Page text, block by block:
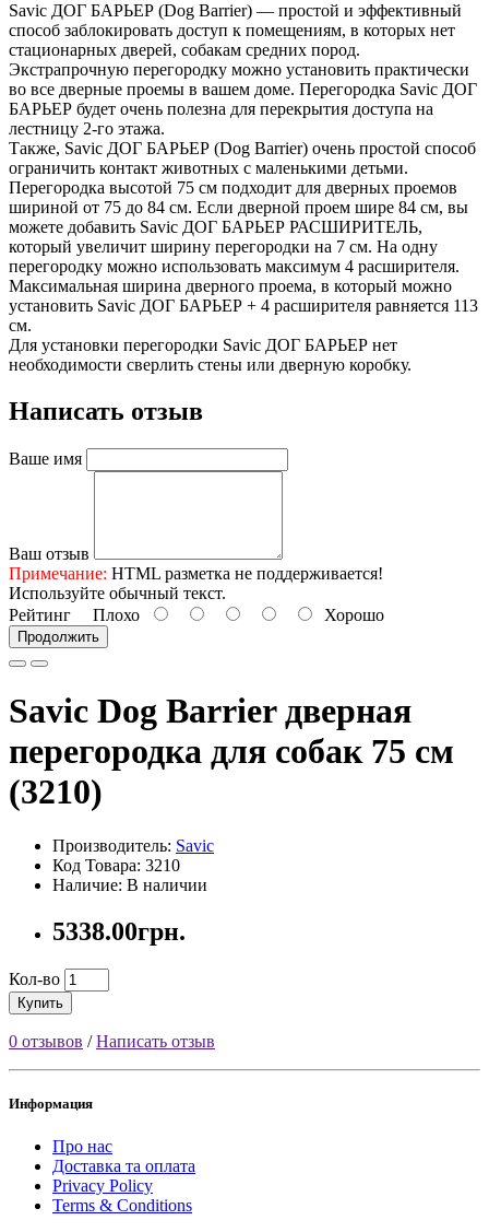
Savic ДОГ БАРЬЕР (Dog Barrier) ― простой и эффективный
способ заблокировать доступ к помещениям, в которых нет
стационарных дверей, собакам средних пород.
Экстрапрочную перегородку можно установить практически
во все дверные проемы в вашем доме. Перегородка Savic ДОГ
БАРЬЕР будет очень полезна для перекрытия доступа на
лестницу 2-го этажа.
Также, Savic ДОГ БАРЬЕР (Dog Barrier) очень простой способ
ограничить контакт животных с маленькими детьми.
Перегородка высотой 75 см подходит для дверных проемов
шириной от 75 до 84 см. Если дверной проем шире 84 см, вы
можете добавить Savic ДОГ БАРЬЕР РАСШИРИТЕЛЬ,
который увеличит ширину перегородки на 7 см. На одну
перегородку можно использовать максимум 4 расширителя.
Максимальная ширина дверного проема, в который можно
установить Savic ДОГ БАРЬЕР + 4 расширителя равняется 113
см.
Для установки перегородки Savic ДОГ БАРЬЕР нет
необходимости сверлить стены или дверную коробку.
Написать отзыв
Ваше имя
Ваш отзыв
Примечание: HTML разметка не поддерживается!
Используйте обычный текст.
Рейтинг Плохо Хорошо
Продолжить
Savic Dog Barrier дверная
перегородка для собак 75 см
(3210)
Производитель: Savic
Код Товара: 3210
Наличие: В наличии
5338.00грн.
Кол-во
Купить
0 отзывов /Написать отзыв
Информация
Про нас
Доставка та оплата
Privacy Policy
Terms & Conditions